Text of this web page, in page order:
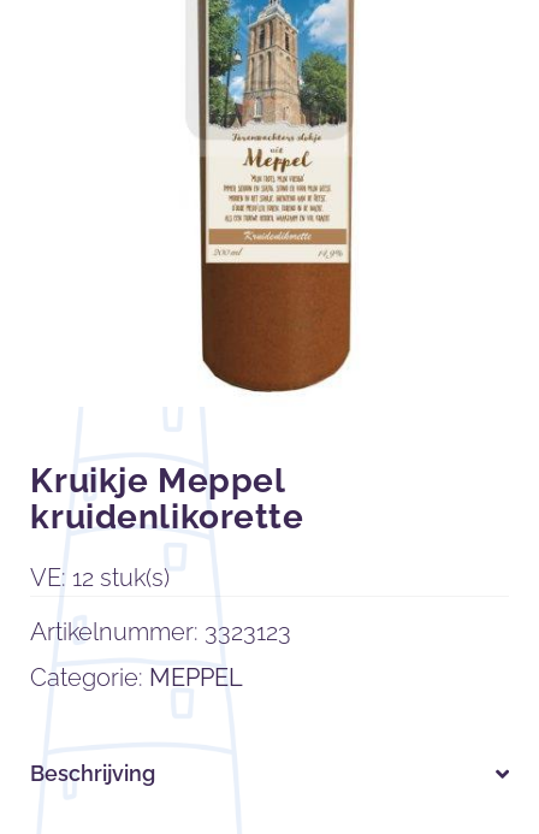
Kruikje Meppel
kruidenlikorette
VE: 12 stuk(s)
Artikelnummer: 3323123
Categorie: MEPPEL
Beschrijving